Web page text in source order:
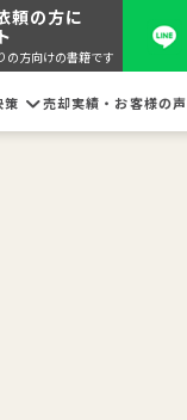
頼の方に
方向けの書籍です
策 売却実績・お客様の声